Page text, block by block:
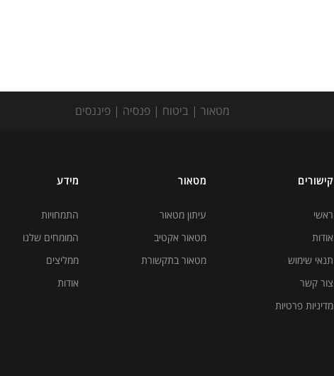
מטאור | ביטוח | פנסיה | פיננסים
קישורים
ראשי
אודות
תנאי שימוש
צור קשר
מדיניות פרטיות
מטאור
עיתון מטאור
מטאור אקטיב
מטאור בתקשורת
מידע
התמחויות
המומחים שלנו
ממליצים
אודות